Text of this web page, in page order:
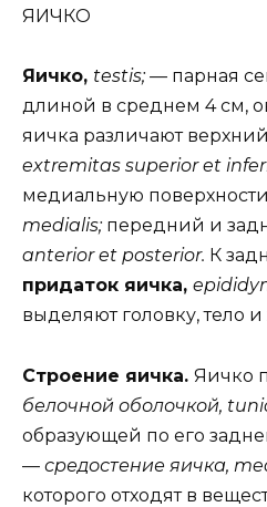
ЯИЧКО
Яичко, testis; — парная
длиной в среднем 4 см,
яичка различают
extremitas superior et
медиальную
medialis; передний и
anterior et posterior. К
придаток яичка,
выделяют головку, тело и
Строение яичка. Яичко
белочной оболочкой,
образующей по его
— средостение яичка,
которого отходят в